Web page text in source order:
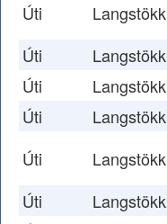
Úti Langstökk
Úti
Langstökk
Úti
Langstökk
Úti
Langstökk
Úti
Langstökk
Úti
Langstökk